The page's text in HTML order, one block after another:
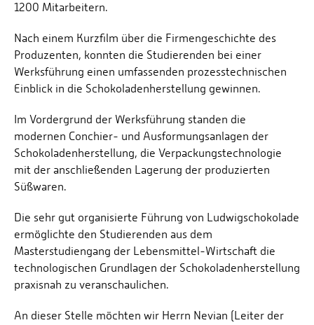
1200 Mitarbeitern.
Nach einem Kurzfilm über die Firmengeschichte des
Produzenten, konnten die Studierenden bei einer
Werksführung einen umfassenden prozesstechnischen
Einblick in die Schokoladenherstellung gewinnen.
Im Vordergrund der Werksführung standen die
modernen Conchier- und Ausformungsanlagen der
Schokoladenherstellung, die Verpackungstechnologie
mit der anschließenden Lagerung der produzierten
Süßwaren.
Die sehr gut organisierte Führung von Ludwigschokolade
ermöglichte den Studierenden aus dem
Masterstudiengang der Lebensmittel-Wirtschaft die
technologischen Grundlagen der Schokoladenherstellung
praxisnah zu veranschaulichen.
An dieser Stelle möchten wir Herrn Nevian (Leiter der